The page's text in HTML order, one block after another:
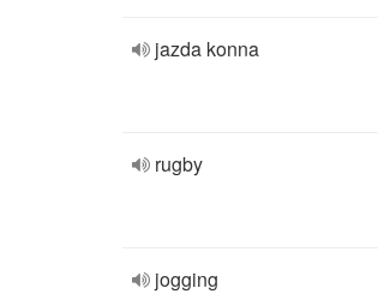
jazda konna
rugby
jogging